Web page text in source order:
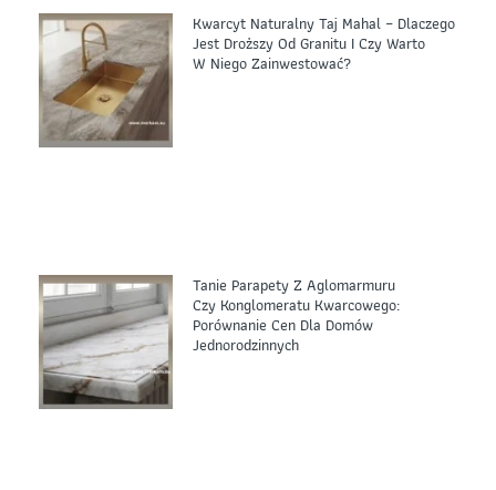
Kwarcyt Naturalny Taj Mahal – Dlaczego
Jest Droższy Od Granitu I Czy Warto
W Niego Zainwestować?
Tanie Parapety Z Aglomarmuru
Czy Konglomeratu Kwarcowego:
Porównanie Cen Dla Domów
Jednorodzinnych